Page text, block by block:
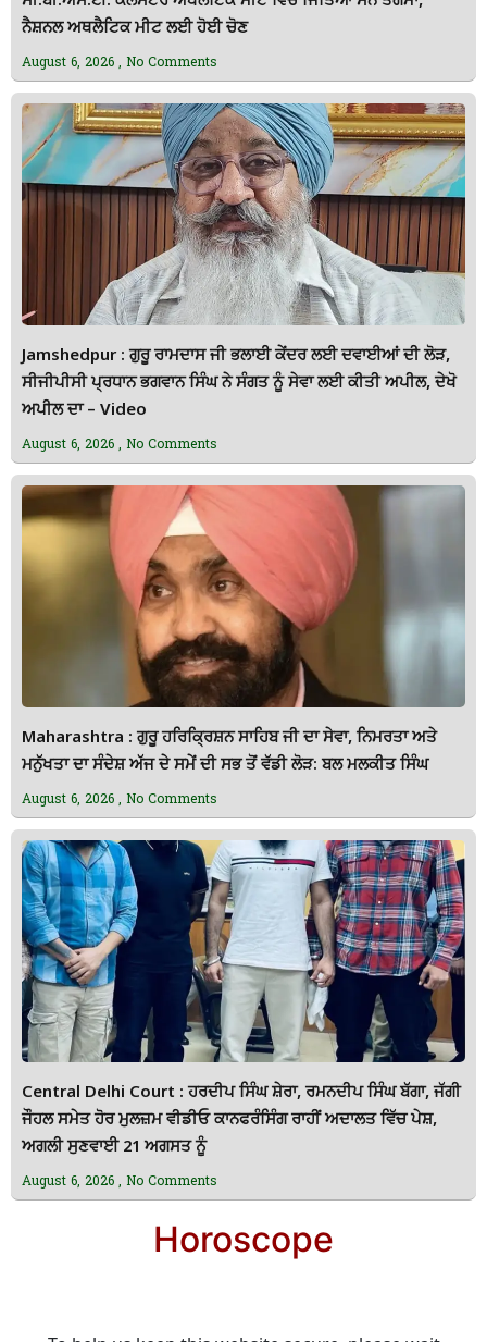
ਨੈਸ਼ਨਲ ਅਥਲੈਟਿਕ ਮੀਟ ਲਈ ਹੋਈ ਚੋਣ
August 6, 2026 No Comments
Jamshedpur : ਗੁਰੂ ਰਾਮਦਾਸ ਜੀ ਭਲਾਈ ਕੇਂਦਰ ਲਈ ਦਵਾਈਆਂ ਦੀ ਲੋੜ,
ਸੀਜੀਪੀਸੀ ਪ੍ਰਧਾਨ ਭਗਵਾਨ ਸਿੰਘ ਨੇ ਸੰਗਤ ਨੂੰ ਸੇਵਾ ਲਈ ਕੀਤੀ ਅਪੀਲ, ਦੇਖੋ
ਅਪੀਲ ਦਾ – Video
August 6, 2026 No Comments
Maharashtra : ਗੁਰੂ ਹਰਿਕ੍ਰਿਸ਼ਨ ਸਾਹਿਬ ਜੀ ਦਾ ਸੇਵਾ, ਨਿਮਰਤਾ ਅਤੇ
ਮਨੁੱਖਤਾ ਦਾ ਸੰਦੇਸ਼ ਅੱਜ ਦੇ ਸਮੇਂ ਦੀ ਸਭ ਤੋਂ ਵੱਡੀ ਲੋੜ: ਬਲ ਮਲਕੀਤ ਸਿੰਘ
August 6, 2026 No Comments
Central Delhi Court : ਹਰਦੀਪ ਸਿੰਘ ਸ਼ੇਰਾ, ਰਮਨਦੀਪ ਸਿੰਘ ਬੱਗਾ, ਜੱਗੀ
ਜੌਹਲ ਸਮੇਤ ਹੋਰ ਮੁਲਜ਼ਮ ਵੀਡੀਓ ਕਾਨਫਰੰਸਿੰਗ ਰਾਹੀਂ ਅਦਾਲਤ ਵਿੱਚ ਪੇਸ਼,
ਅਗਲੀ ਸੁਣਵਾਈ 21 ਅਗਸਤ ਨੂੰ
August 6, 2026 No Comments
Horoscope